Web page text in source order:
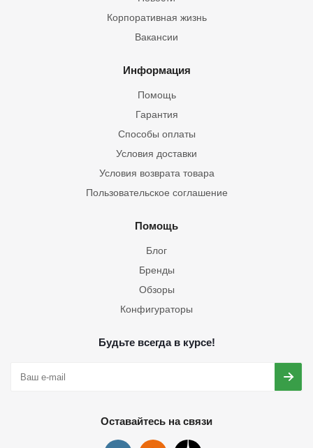
Корпоративная жизнь
Вакансии
Информация
Помощь
Гарантия
Способы оплаты
Условия доставки
Условия возврата товара
Пользовательское соглашение
Помощь
Блог
Бренды
Обзоры
Конфигураторы
Будьте всегда в курсе!
Оставайтесь на связи